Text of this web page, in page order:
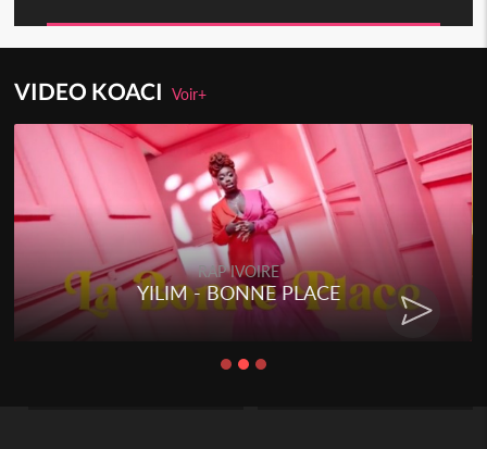
VIDEO KOACIVoir+
RAP IVOIRE
YILIM - BONNE PLACE